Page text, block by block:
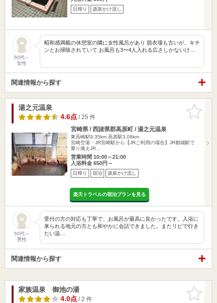
日帰り 源泉かけ流し
50代～
女性
昭和感満載の休憩室の隣に女性風呂があり 脱衣場も古いが、キチ
ンとお掃除されていて お風呂も3〜4人入れる広さしかないけ…
関連情報から探す
お気に入
りに追加
湯之元温泉
4.6点/ 25 件
宮崎県 / 西諸県郡高原町 / 湯之元温泉
東高崎駅9.35km 高原駅3.08km
宮崎空港・JR宮崎駅から【JRご利用の場合】JR都城駅で
乗り換えJR…
営業時間 10:00～21:00
入浴料金 650円～
日帰り 宿泊 源泉かけ流し
楽天トラベルの宿泊プランを見る
50代～
男性
受付の方の対応も丁寧で、お風呂が最高に良かったです。入浴に
来られる地元の方とも和やかに会話できました。またリピで行き
たい温…
関連情報から探す
お気に入
りに追加
家族温泉 御池の湯
4.0点/ 2 件